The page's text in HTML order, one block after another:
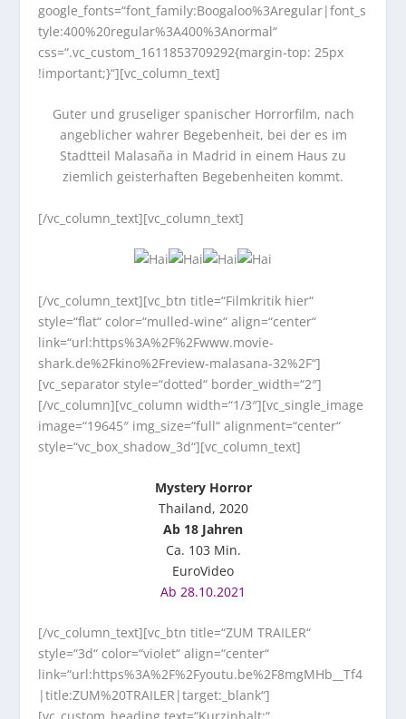
google_fonts=“font_family:Boogaloo%3Aregular|font_s
tyle:400%20regular%3A400%3Anormal“
css=“.vc_custom_1611853709292{margin-top: 25px
!important;}“][vc_column_text]
Guter und gruseliger spanischer Horrorfilm, nach
angeblicher wahrer Begebenheit, bei der es im
Stadtteil Malasaña in Madrid in einem Haus zu
ziemlich geisterhaften Begebenheiten kommt.
[/vc_column_text][vc_column_text]
[/vc_column_text][vc_btn title=“Filmkritik hier“
style=“flat“ color=“mulled-wine“ align=“center“
link=“url:https%3A%2F%2Fwww.movie-
shark.de%2Fkino%2Freview-malasana-32%2F“]
[vc_separator style=“dotted“ border_width=“2″]
[/vc_column][vc_column width=“1/3″][vc_single_image
image=“19645″ img_size=“full“ alignment=“center“
style=“vc_box_shadow_3d“][vc_column_text]
Mystery Horror
Thailand, 2020
Ab 18 Jahren
Ca. 103 Min.
EuroVideo
Ab 28.10.2021
[/vc_column_text][vc_btn title=“ZUM TRAILER“
style=“3d“ color=“violet“ align=“center“
link=“url:https%3A%2F%2Fyoutu.be%2F8mgMHb__Tf4
|title:ZUM%20TRAILER|target:_blank“]